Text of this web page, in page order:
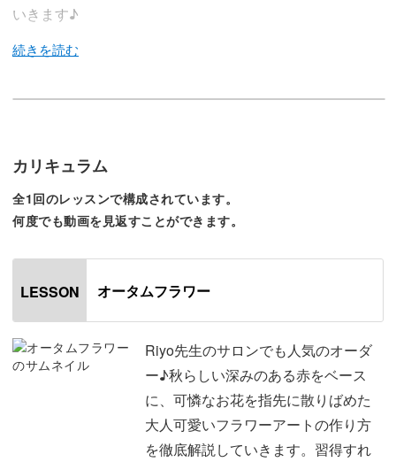
いきます♪
開！
シンプルな工程だけで繊細なアートに見せるコツや、「お
向けて大人の女性らしく綺麗目に仕上げるためのコツもお
伝えしますよ。
秋らしい深みのある赤をベースに、可憐なお花を指先に散
りばめた大人可愛いフラワーアートの作り方を徹底解説し
具体的なポイントとしては、
カリキュラム
全1回のレッスンで構成されています。
何度でも動画を見返すことができます。
LESSON オータムフラワー
Riyo先生のサロンでも人気のオーダ
ー♪秋らしい深みのある赤をベース
に、可憐なお花を指先に散りばめた
大人可愛いフラワーアートの作り方
を徹底解説していきます。習得すれ